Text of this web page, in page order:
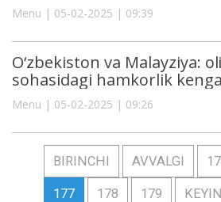
Menu | 05-02-2025 | 09:39
O‘zbekiston va Malayziya:
sohasidagi hamkorlik
Menu | 05-02-2025 | 09:26
BIRINCHI AVVALGI
177 178 179